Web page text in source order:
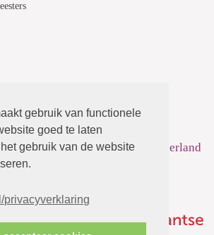
gebruik van functionele
goed te laten
gebruik van de website
privacyverklaring
is een samenwerking tussen de
van deProtestantse Kerk in Nederland
B.V.